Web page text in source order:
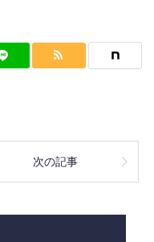
次の記事